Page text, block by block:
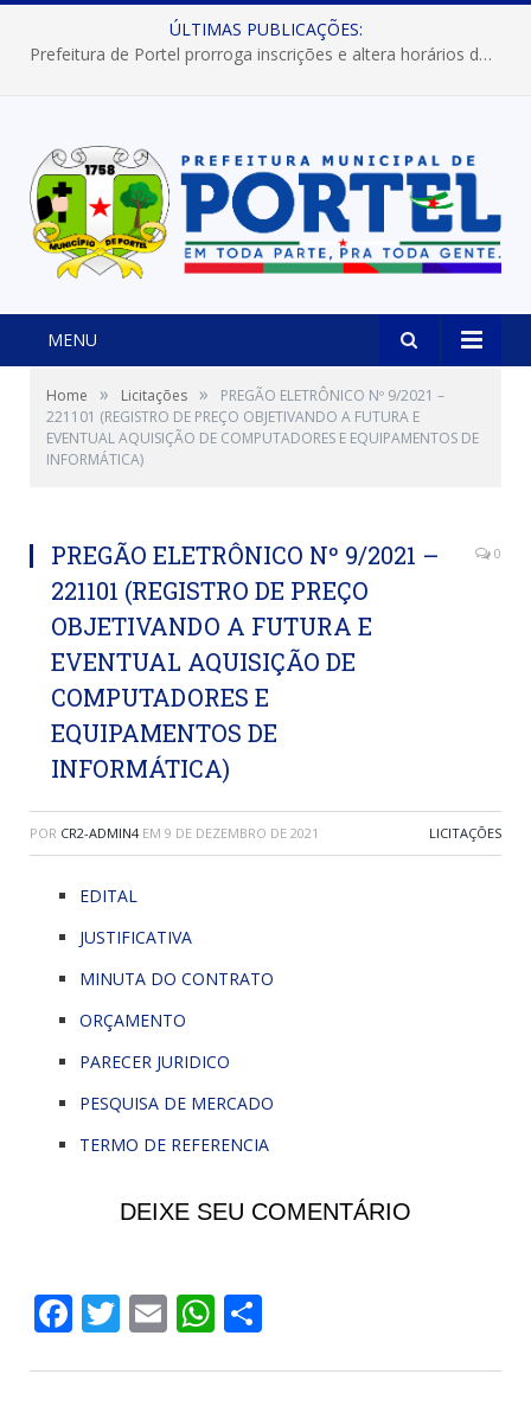
ÚLTIMAS PUBLICAÇÕES:
Prefeitura de Portel prorroga inscrições e altera horários dos concursos “Musa” e “Miss Mix Verão 2026”
MENU
Home » Licitações »
PREGÃO ELETRÔNICO Nº 9/2021 –
221101 (REGISTRO DE PREÇO OBJETIVANDO A FUTURA E
EVENTUAL AQUISIÇÃO DE COMPUTADORES E EQUIPAMENTOS DE
INFORMÁTICA)
PREGÃO ELETRÔNICO Nº 9/2021 –
221101 (REGISTRO DE PREÇO
OBJETIVANDO A FUTURA E
EVENTUAL AQUISIÇÃO DE
COMPUTADORES E
EQUIPAMENTOS DE
INFORMÁTICA)
0
POR CR2-ADMIN4 EM 9 DE DEZEMBRO DE 2021 LICITAÇÕES
EDITAL
JUSTIFICATIVA
MINUTA DO CONTRATO
ORÇAMENTO
PARECER JURIDICO
PESQUISA DE MERCADO
TERMO DE REFERENCIA
DEIXE SEU COMENTÁRIO
Facebook
Twitter
EmailWhatsApp